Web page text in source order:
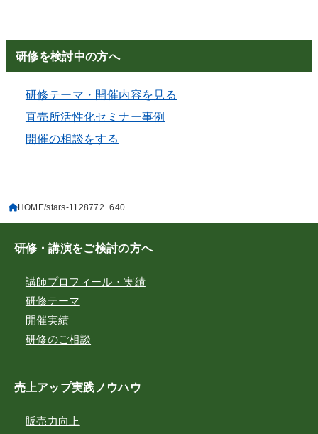
研修を検討中の方へ
研修テーマ・開催内容を見る
直売所活性化セミナー事例
開催の相談をする
HOME stars-1128772_640
研修・講演をご検討の方へ
講師プロフィール・実績
研修テーマ
開催実績
研修のご相談
売上アップ実践ノウハウ
販売力向上